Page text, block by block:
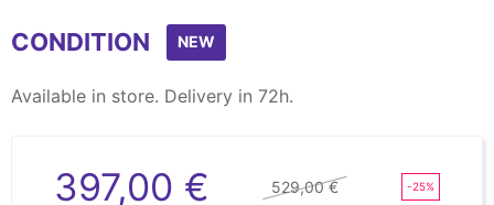
of
CONDITION NEW
Available in store. Delivery in 72h.
397,00 € 529,00 € -25%